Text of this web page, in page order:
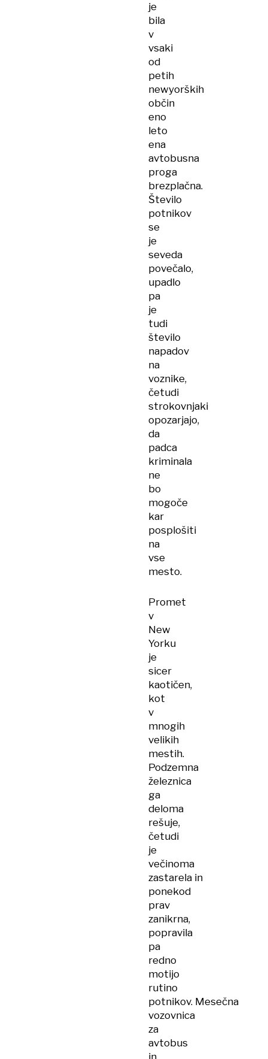
je
bila
v
vsaki
od
petih
newyorških
občin
eno
leto
ena
avtobusna
proga
brezplačna.
Število
potnikov
se
je
seveda
povečalo,
upadlo
pa
je
tudi
število
napadov
na
voznike,
četudi
strokovnjaki
opozarjajo,
da
padca
kriminala
ne
bo
mogoče
kar
posplošiti
na
vse
mesto.
Promet
v
New
Yorku
je
sicer
kaotičen,
kot
v
mnogih
velikih
mestih.
Podzemna
železnica
ga
deloma
rešuje,
četudi
je
večinoma
zastarela in
ponekod
prav
zanikrna,
popravila
pa
redno
motijo
rutino
potnikov. Mesečna
vozovnica
za
avtobus
in